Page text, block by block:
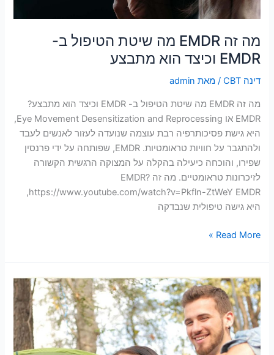
מה זה EMDR מה שיטת הטיפול ב-
EMDR וכיצד הוא מתבצע
דינה CBT / מאת admin
מה זה EMDR מה שיטת הטיפול ב- EMDR וכיצד הוא מתבצע?
EMDR או Eye Movement Desensitization and Reprocessing,
היא גישת פסיכותרפיה רבת עוצמה שנועדה לעזור לאנשים לעבד
ולהתגבר על חוויות טראומטיות. EMDR, שפותחה על ידי פרנסין
שפירו, והוכחה כיעילה בהקלה על המצוקה הרגשית הקשורה
לזיכרונות טראומטיים. מה זה EMDR?
https://www.youtube.com/watch?v=Pkfln-ZtWeY EMDR,
היא גישה טיפולית שנבדקה
מתבצע
Read More »
טיפול
קוגניטיבי
התנהגותי
(CBT)
לילדים